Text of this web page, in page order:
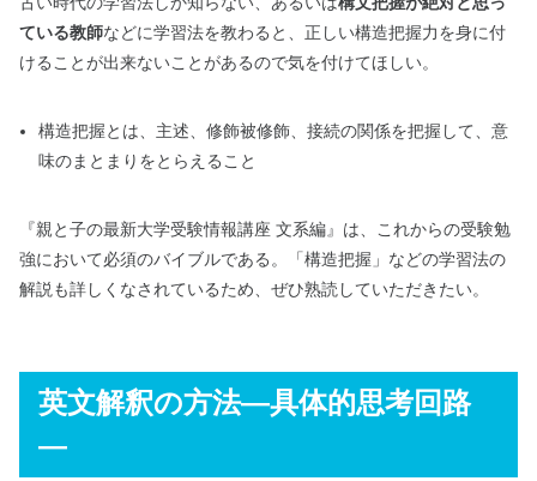
ている教師などに学習法を教わると、正しい構造把握力を身に付
けることが出来ないことがあるので気を付けてほしい。
構造把握とは、主述、修飾被修飾、接続の関係を把握して、意
味のまとまりをとらえること
『親と子の最新大学受験情報講座 文系編』は、これからの受験勉
強において必須のバイブルである。「構造把握」などの学習法の
解説も詳しくなされているため、ぜひ熟読していただきたい。
英文解釈の方法―具体的思考回路
―